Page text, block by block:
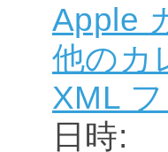
Apple
他のカ
XML
日時: